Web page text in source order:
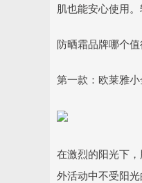
肌也能安心使用
防晒霜品牌哪个
第一款：欧莱雅
在激烈的阳光下
外活动中不受阳